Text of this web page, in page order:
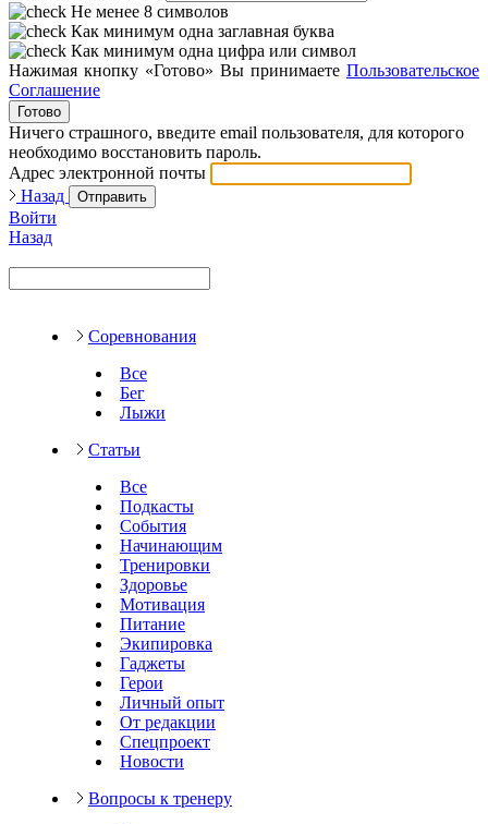
Не менее 8 символов
Как минимум одна заглавная буква
Как минимум одна цифра или символ
Нажимая кнопку «Готово» Вы принимаете Пользовательское
Соглашение
Готово
Ничего страшного, введите email пользователя, для которого
необходимо восстановить пароль.
Адрес электронной почты
Назад
Отправить
Войти
Назад
Соревнования
Все
Бег
Лыжи
Статьи
Все
Подкасты
События
Начинающим
Тренировки
Здоровье
Мотивация
Питание
Экипировка
Гаджеты
Герои
Личный опыт
От редакции
Спецпроект
Новости
Вопросы к тренеру